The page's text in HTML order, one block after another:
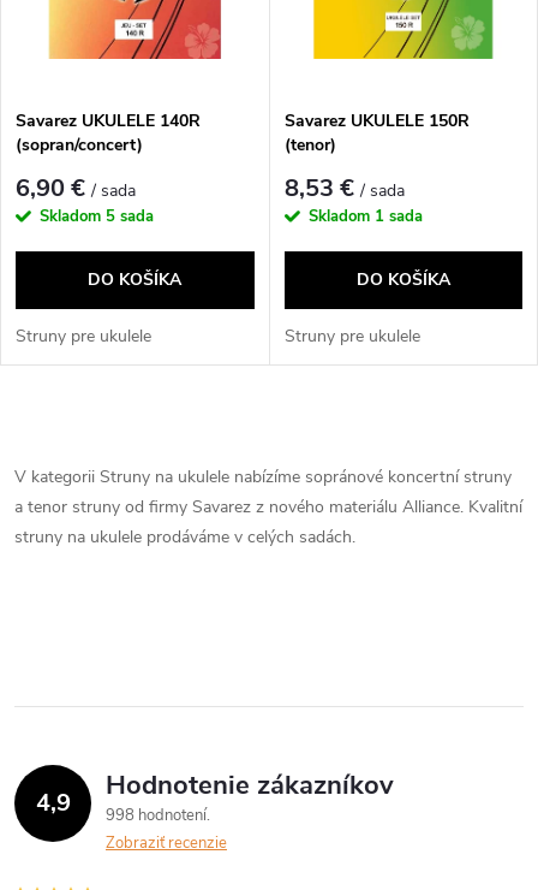
e
p
r
o
d
k
t
s
p
r
d
k
t
Savarez UKULELE 140R
(sopran/concert)
6,90 €/ sada
Skladom 5 sada
DO KOŠÍKA
Struny pre ukulele
Savarez UKULELE 150R
(tenor)
8,53 €/ sada
Skladom 1 sada
DO KOŠÍKA
Struny pre ukulele
v
l
i
e
V kategorii Struny na ukulele nabízíme sopránové koncertní struny
a tenor struny od firmy Savarez z nového materiálu Alliance. Kvalitní
struny na ukulele prodáváme v celých sadách.
4,9 Hodnotenie zákazníkov
998 hodnotení
Zobraziť recenzie